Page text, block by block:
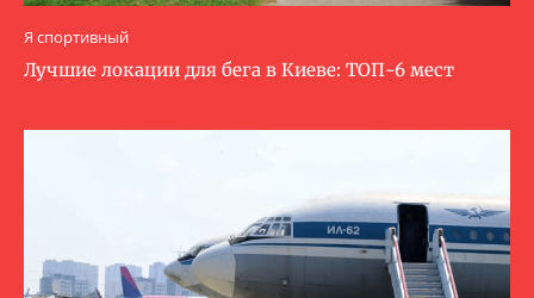
Я спортивный
Лучшие локации для бега в Киеве: ТОП-6 мест